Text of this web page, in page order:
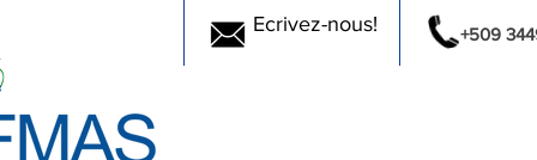
+509
Ecrivez-nous!